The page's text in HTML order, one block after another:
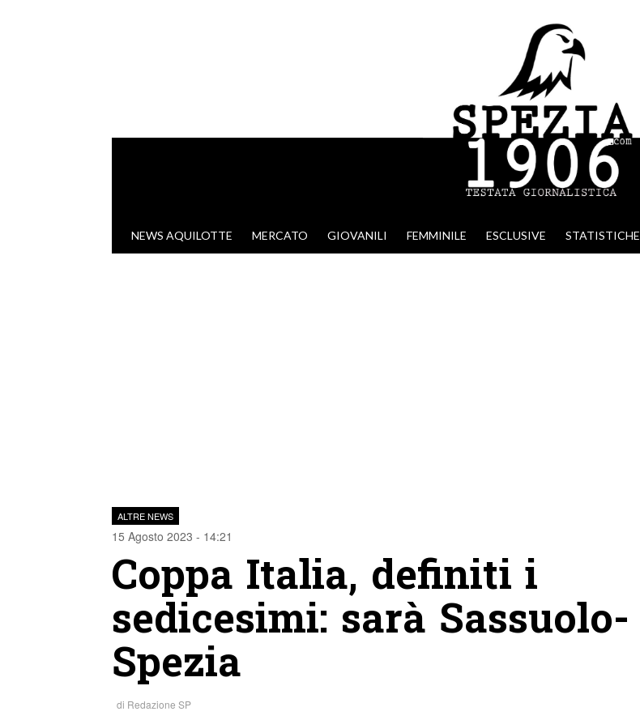
VAI AL CONTENUTO
NEWS AQUILOTTE MERCATO GIOVANILI FEMMINILE ESCLUSIVE STATISTICHE
ALTRE NEWS
15 Agosto 2023 - 14:21
Coppa Italia, definiti i
sedicesimi: sarà Sassuolo-
Spezia
di Redazione SP